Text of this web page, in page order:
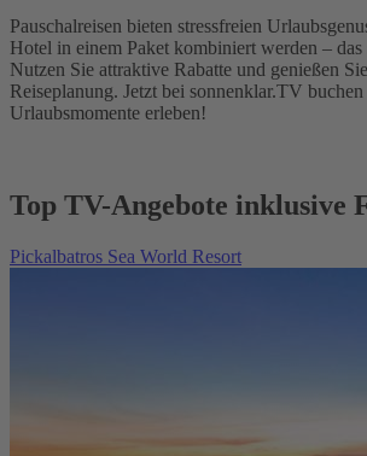
Pauschalreisen bieten stressfreien
Hotel in einem Paket kombiniert werden –
Nutzen Sie attraktive Rabatte und genießen
Reiseplanung. Jetzt bei sonnenklar.TV
Urlaubsmomente erleben!
Top TV-Angebote inklusive
Pickalbatros Sea World Resort